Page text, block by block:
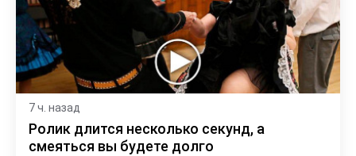
7 ч. назад
Ролик длится несколько секунд, а
смеяться вы будете долго